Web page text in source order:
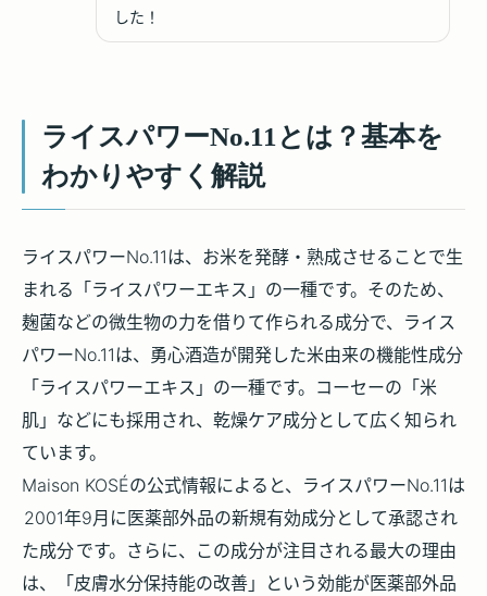
した！
ライスパワーNo.11とは？基本を
わかりやすく解説
ライスパワーNo.11は、 お米を発酵・熟成させることで生
まれる「ライスパワーエキス」の一種です。そのため、
麹菌などの微生物の力を借りて作られる成分で、ライス
パワーNo.11は、勇心酒造が開発した米由来の機能性成分
「ライスパワーエキス」の一種です。コーセーの「米
肌」などにも採用され、乾燥ケア成分として広く知られ
ています。
Maison KOSÉの公式情報によると、ライスパワーNo.11は
2001年9月に医薬部外品の新規有効成分として承認され
た成分です。さらに、この成分が注目される最大の理由
は、
「皮膚水分保持能の改善」
という効能が医薬部外品